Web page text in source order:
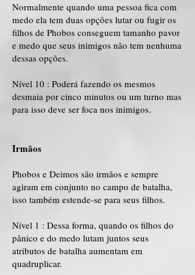
Normalmente quando uma pessoa fica com
medo ela tem duas opções lutar ou fugir os
filhos de Phobos conseguem tamanho pavor
e medo que seus inimigos não tem nenhuma
dessas opções.
Nível 10 : Poderá fazendo os mesmos
desmaia por cinco minutos ou um turno mas
para isso deve ser foca nos inimigos.
Irmãos
Phobos e Deimos são irmãos e sempre
agiram em conjunto no campo de batalha,
isso também estende-se para seus filhos.
Nível 1 : Dessa forma, quando os filhos do
pânico e do medo lutam juntos seus
atributos de batalha aumentam em
quadruplicar.